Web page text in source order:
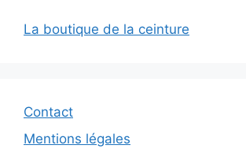
La boutique de la ceinture
Contact
Mentions légales